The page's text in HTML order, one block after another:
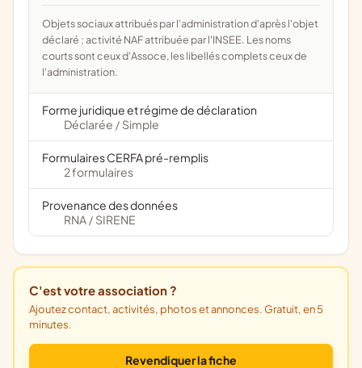
Objets sociaux attribués par l'administration d'après l'objet
déclaré ; activité NAF attribuée par l'INSEE. Les noms
courts sont ceux d'Assoce, les libellés complets ceux de
l'administration.
Forme juridique et régime de déclaration
Déclarée / Simple
Formulaires CERFA pré-remplis
2 formulaires
Provenance des données
RNA / SIRENE
C'est votre association ?
Ajoutez contact, activités, photos et annonces. Gratuit, en 5
minutes.
Revendiquer la fiche